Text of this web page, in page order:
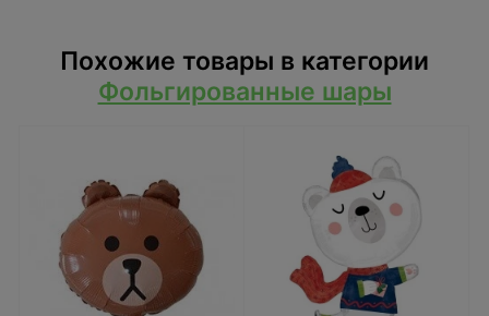
Похожие товары в категории
Фольгированные шары